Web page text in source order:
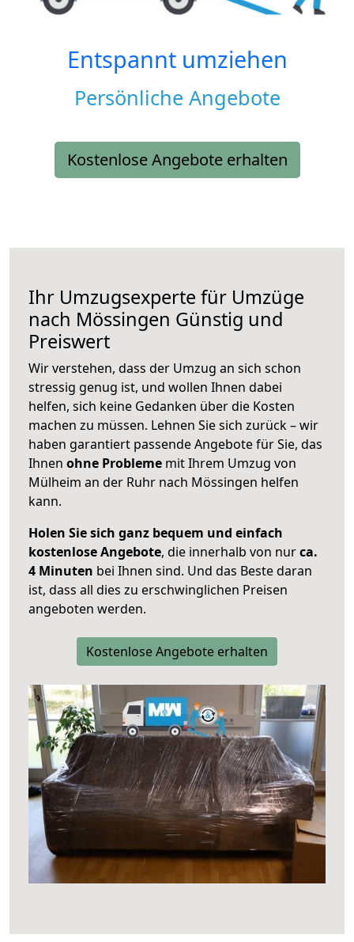
Entspannt umziehen
Persönliche Angebote
Kostenlose Angebote erhalten
Ihr Umzugsexperte für Umzüge
nach Mössingen Günstig und
Preiswert
Wir verstehen, dass der Umzug an sich schon
stressig genug ist, und wollen Ihnen dabei
helfen, sich keine Gedanken über die Kosten
machen zu müssen. Lehnen Sie sich zurück – wir
haben garantiert passende Angebote für Sie, das
Ihnen ohne Probleme mit Ihrem Umzug von
Mülheim an der Ruhr nach Mössingen helfen
kann.
Holen Sie sich ganz bequem und einfach
kostenlose Angebote, die innerhalb von nurca.
4 Minuten bei Ihnen sind. Und das Beste daran
ist, dass all dies zu erschwinglichen Preisen
angeboten werden.
Kostenlose Angebote erhalten